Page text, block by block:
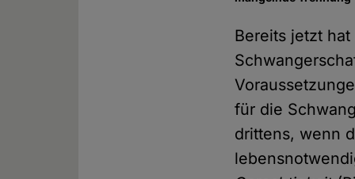
Bereits jetzt
für die
drittens, wenn